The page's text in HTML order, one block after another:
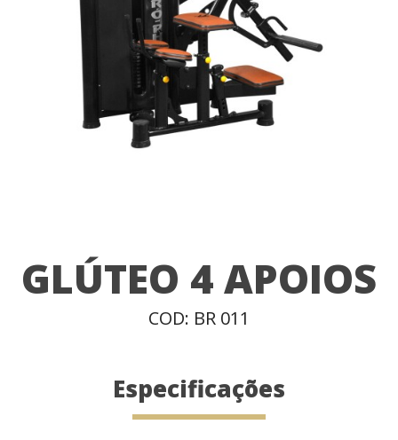
GLÚTEO 4 APOIOS
COD: BR 011
Especificações